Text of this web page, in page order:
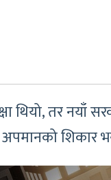
थियो, तर नयाँ
अपमानको शिकार